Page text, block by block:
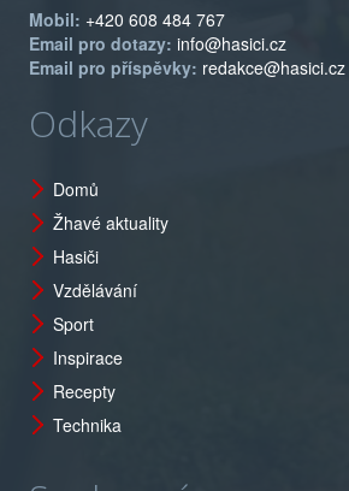
Mobil: +420 608 484 767
Email pro dotazy: info@hasici.cz
Email pro příspěvky: redakce@hasici.cz
Odkazy
Domů
Žhavé aktuality
Hasiči
Vzdělávání
Sport
Inspirace
Recepty
Technika